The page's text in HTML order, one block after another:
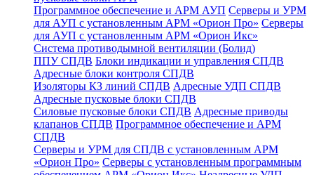
Программное обеспечение и АРМ АУП Серверы и УРМ
для АУП с установленным АРМ «Орион Про» Серверы
для АУП с установленным АРМ «Орион Икс»
Система противодымной вентиляции (Болид)
ППУ СПДВ Блоки индикации и управления СПДВ
Адресные блоки контроля СПДВ
Изоляторы КЗ линий СПДВ Адресные УДП СПДВ
Адресные пусковые блоки СПДВ
Силовые пусковые блоки СПДВ Адресные приводы
клапанов СПДВ Программное обеспечение и АРМ
СПДВ
Серверы и УРМ для СПДВ с установленным АРМ
«Орион Про» Серверы с установленным программным